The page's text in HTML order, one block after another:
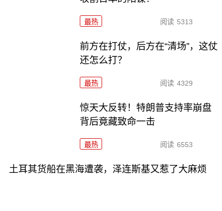
最热 阅读 5313
前方在打仗，后方在“清场”，这仗
还怎么打？
最热 阅读 4329
惊天大反转！特朗普支持率崩盘
背后竟藏致命一击
最热 阅读 6553
土耳其货船在黑海遭袭，泽连斯基又惹了大麻烦